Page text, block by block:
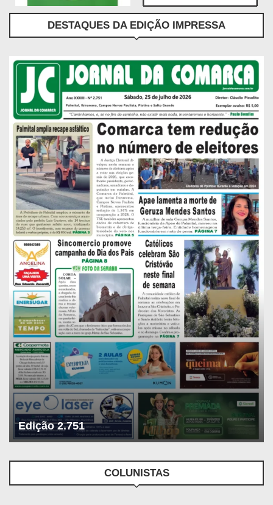
DESTAQUES DA EDIÇÃO IMPRESSA
Edição 2.751
COLUNISTAS